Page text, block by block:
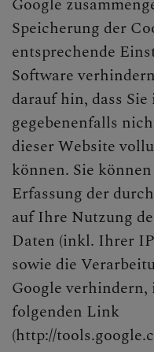
Speicherung der
entsprechende
Software
darauf hin, dass
gegebenenfalls
dieser Website
können. Sie
Erfassung der
auf Ihre Nutzung
Daten (inkl. Ihrer
sowie die
Google verhindern,
folgenden Link
(http://